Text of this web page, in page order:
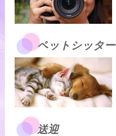
ペットシッター
送迎